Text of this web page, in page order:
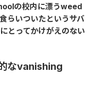
の校内に漂うweed
らいついたというサバ
とってかけがえのない
なvanishing